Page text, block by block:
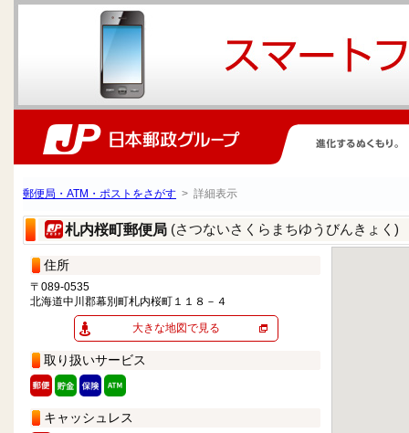
郵便局・ATM・ポストをさがす > 詳細表示
札内桜町郵便局 (さつないさくらまちゆうびんきょく)
住所
〒089-0535
北海道中川郡幕別町札内桜町１１８－４
大きな地図で見る
取り扱いサービス
キャッシュレス